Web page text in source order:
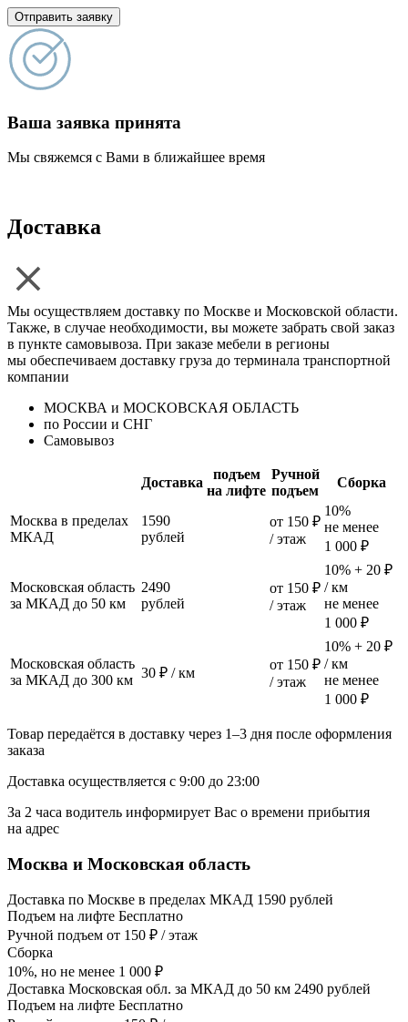
Отправить заявку
Ваша заявка принята
Мы свяжемся с Вами в ближайшее время
Доставка
Мы осуществляем доставку по Москве и Московской области.
Также, в случае необходимости, вы можете забрать свой заказ
в пункте самовывоза. При заказе мебели в регионы
мы обеспечиваем доставку груза до терминала транспортной
компании
МОСКВА и МОСКОВСКАЯ ОБЛАСТЬ
по России и СНГ
Самовывоз
Доставка
подъем
на лифте
Ручной
подъем
Сборка
Москва в пределах
МКАД
1590
рублей
от 150 ₽
/ этаж
10%
не менее
1 000 ₽
Московская область
за МКАД до 50 км
2490
рублей
от 150 ₽
/ этаж
10% + 20 ₽
/ км
не менее
1 000 ₽
Московская область
за МКАД до 300 км 30 ₽ / км
от 150 ₽
/ этаж
10% + 20 ₽
/ км
не менее
1 000 ₽
Товар передаётся в доставку через 1–3 дня после оформления
заказа
Доставка осуществляется с 9:00 до 23:00
За 2 часа водитель информирует Вас о времени прибытия
на адрес
Москва и Московская область
Доставка по Москве в пределах МКАД 1590 рублей
Подъем на лифте Бесплатно
Ручной подъем от 150 ₽ / этаж
Сборка
10%, но не менее 1 000 ₽
Доставка Московская обл. за МКАД до 50 км 2490 рублей
Подъем на лифте Бесплатно